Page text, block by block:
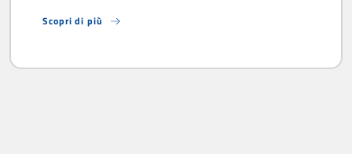
Scopri di più